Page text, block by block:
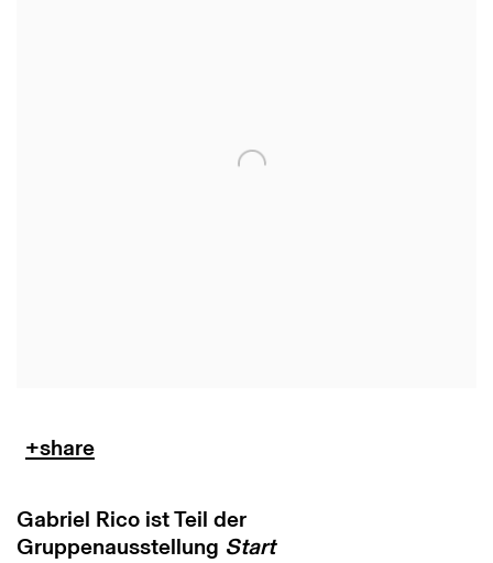
Gabriel Rico ist Teil der
Gruppenausstellung Start